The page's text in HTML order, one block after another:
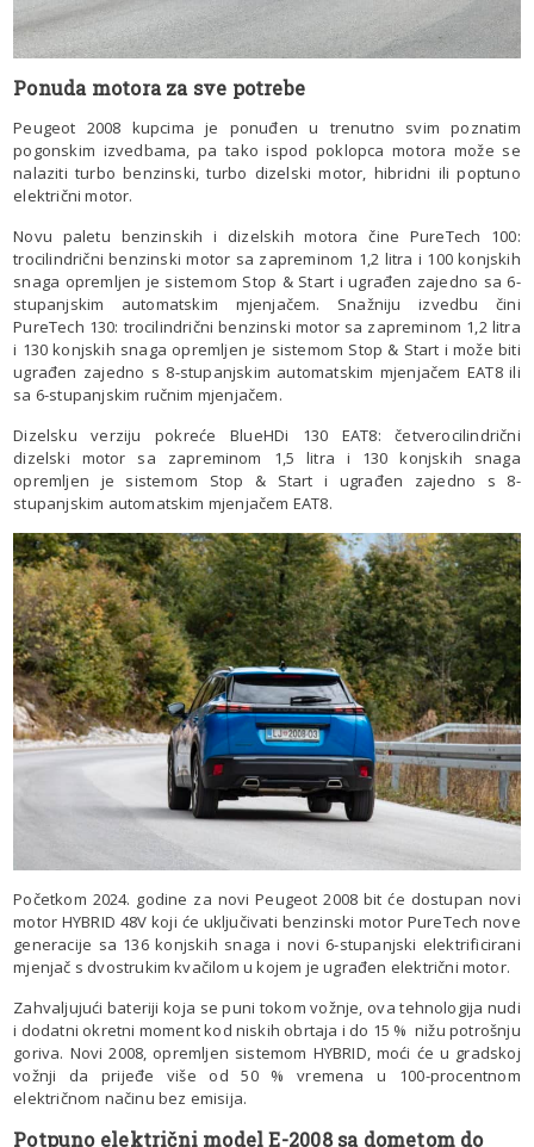
Ponuda motora za sve potrebe
Peugeot 2008 kupcima je ponuđen u trenutno svim poznatim
pogonskim izvedbama, pa tako ispod poklopca motora može se
nalaziti turbo benzinski, turbo dizelski motor, hibridni ili poptuno
električni motor.
Novu paletu benzinskih i dizelskih motora čine PureTech 100:
trocilindrični benzinski motor sa zapreminom 1,2 litra i 100 konjskih
snaga opremljen je sistemom Stop & Start i ugrađen zajedno sa 6-
stupanjskim automatskim mjenjačem. Snažniju izvedbu čini
PureTech 130: trocilindrični benzinski motor sa zapreminom 1,2 litra
i 130 konjskih snaga opremljen je sistemom Stop & Start i može biti
ugrađen zajedno s 8-stupanjskim automatskim mjenjačem EAT8 ili
sa 6-stupanjskim ručnim mjenjačem.
Dizelsku verziju pokreće BlueHDi 130 EAT8: četverocilindrični
dizelski motor sa zapreminom 1,5 litra i 130 konjskih snaga
opremljen je sistemom Stop & Start i ugrađen zajedno s 8-
stupanjskim automatskim mjenjačem EAT8.
Početkom 2024. godine za novi Peugeot 2008 bit će dostupan novi
motor HYBRID 48V koji će uključivati benzinski motor PureTech nove
generacije sa 136 konjskih snaga i novi 6-stupanjski elektrificirani
mjenjač s dvostrukim kvačilom u kojem je ugrađen električni motor.
Zahvaljujući bateriji koja se puni tokom vožnje, ova tehnologija nudi
i dodatni okretni moment kod niskih obrtaja i do 15 % nižu potrošnju
goriva. Novi 2008, opremljen sistemom HYBRID, moći će u gradskoj
vožnji da prijeđe više od 50 % vremena u 100-procentnom
električnom načinu bez emisija.
Potpuno električni model E-2008 sa dometom do